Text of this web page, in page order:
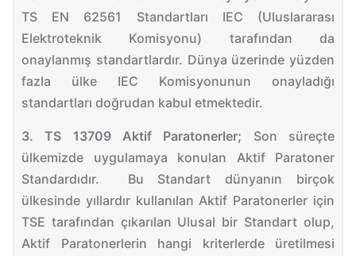
TS EN 62561 Standartları IEC (Uluslararası
Elektroteknik Komisyonu) tarafından da
onaylanmış standartlardır. Dünya üzerinde yüzden
fazla ülke IEC Komisyonunun onayladığı
standartları doğrudan kabul etmektedir.
3. TS 13709 Aktif Paratonerler; Son süreçte
ülkemizde uygulamaya konulan Aktif Paratoner
Standardıdır. Bu Standart dünyanın birçok
ülkesinde yıllardır kullanılan Aktif Paratonerler için
TSE tarafından çıkarılan Ulusal bir Standart olup,
Aktif Paratonerlerin hangi kriterlerde üretilmesi